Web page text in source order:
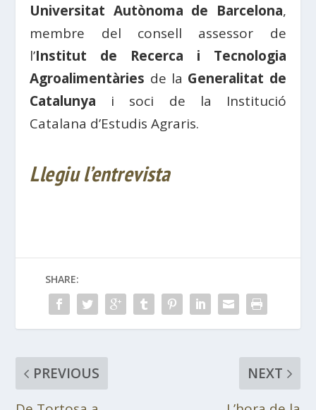
Universitat Autònoma de Barcelona,
membre del consell assessor de
l’Institut de Recerca i Tecnologia
Agroalimentàries de la Generalitat de
Catalunya i soci de la Institució
Catalana d’Estudis Agraris.
Llegiu l’entrevista
SHARE:
PREVIOUS
NEXT